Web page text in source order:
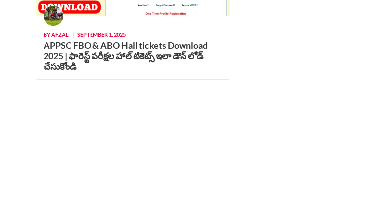
BYAFZAL SEPTEMBER 1, 2025
APPSC FBO & ABO Hall tickets Download
2025 | ఫారెస్ట్ పరీక్షల హాల్ టికెట్స్ ఇలా డౌన్ లోడ్
చేసుకోండి